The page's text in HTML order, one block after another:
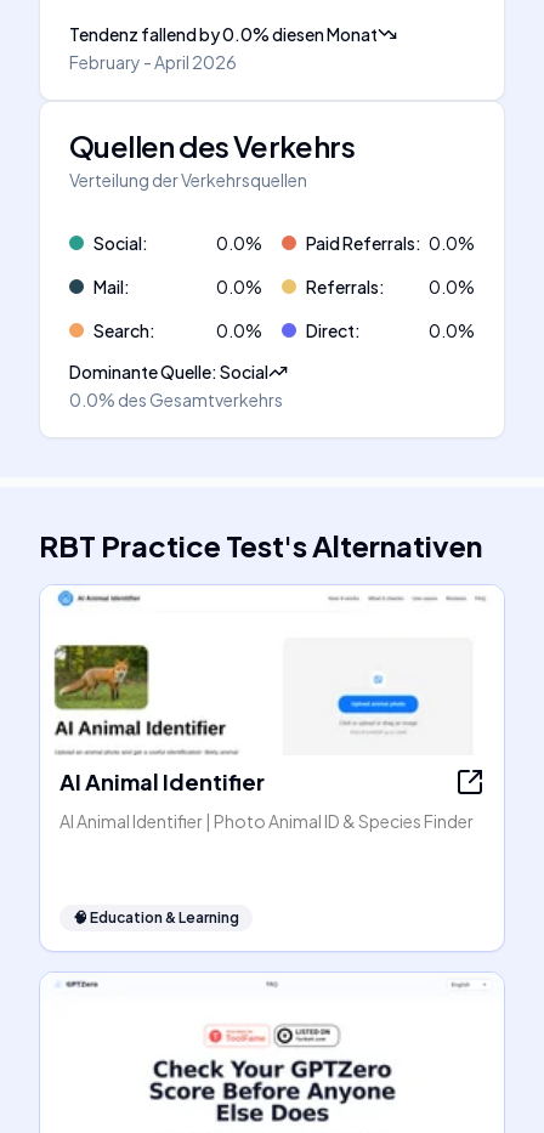
Tendenz fallendby0.0%diesen Monat
February - April 2026
Quellen des Verkehrs
Verteilung der Verkehrsquellen
Social: 0.0% Paid Referrals: 0.0%
Mail: 0.0% Referrals: 0.0%
Search: 0.0% Direct: 0.0%
Dominante Quelle:Social
0.0% des Gesamtverkehrs
RBT Practice Test'sAlternativen
AI Animal Identifier
AI Animal Identifier | Photo Animal ID & Species Finder
🧠 Education & Learning